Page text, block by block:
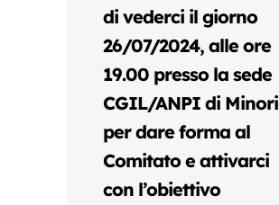
di vederci il giorno
26/07/2024, alle ore
19.00 presso la sede
CGIL/ANPI di Minori
per dare forma al
Comitato e attivarci
con l’obiettivo